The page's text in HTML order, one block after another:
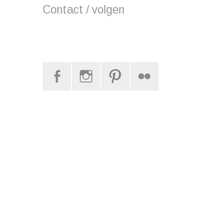
Contact / volgen
FacebookInstagram